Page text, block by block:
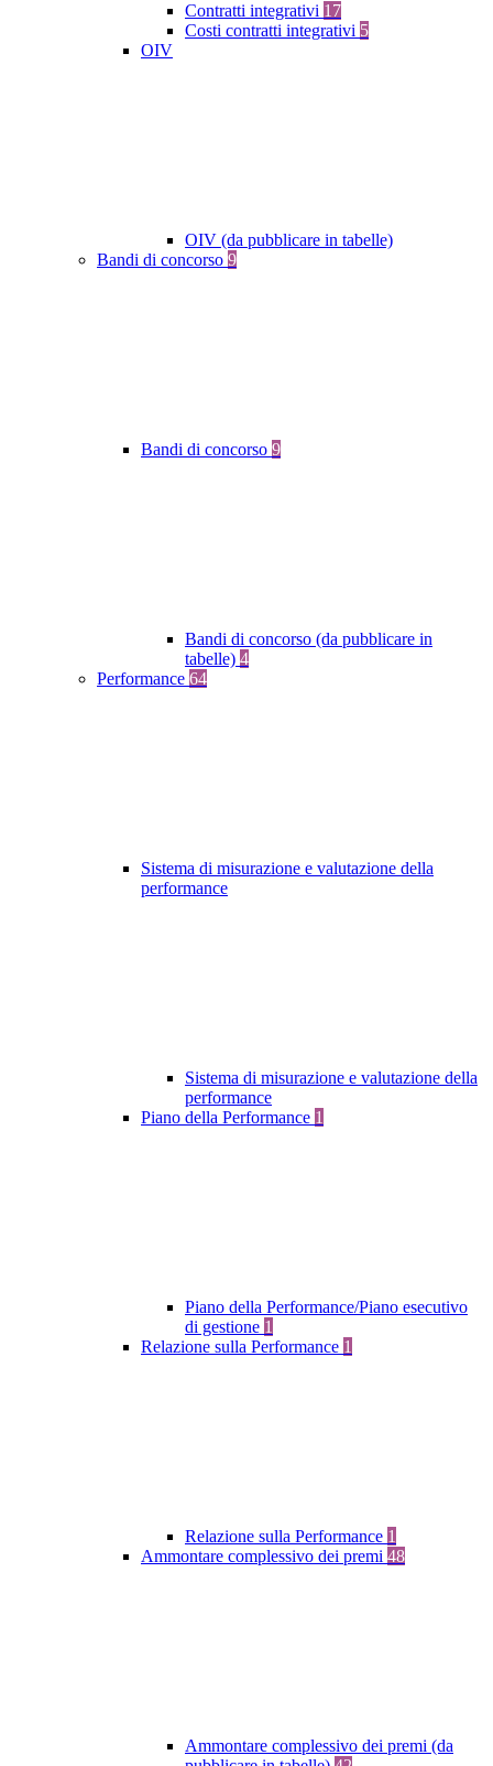
Contratti integrativi 17
Costi contratti integrativi 5
OIV
OIV (da pubblicare in tabelle)
Bandi di concorso 9
Bandi di concorso 9
Bandi di concorso (da pubblicare in
tabelle) 4
Performance 64
Sistema di misurazione e valutazione della
performance
Sistema di misurazione e valutazione della
performance
Piano della Performance 1
Piano della Performance/Piano esecutivo
di gestione 1
Relazione sulla Performance 1
Relazione sulla Performance 1
Ammontare complessivo dei premi 48
Ammontare complessivo dei premi (da